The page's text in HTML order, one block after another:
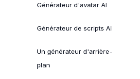
Générateur d'avatar AI
Générateur de scripts AI
Un générateur d'arrière-
plan